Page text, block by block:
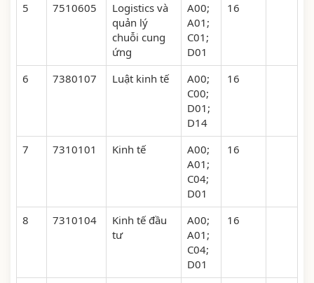
5 7510605
Logistics và
quản lý
chuỗi cung
ứng
A00;
A01;
C01;
D01
16
6 7380107 Luật kinh tế
A00;
C00;
D01;
D14
16
7 7310101 Kinh tế
A00;
A01;
C04;
D01
16
8 7310104
Kinh tế đầu
tư
A00;
A01;
C04;
D01
16